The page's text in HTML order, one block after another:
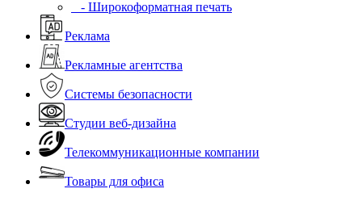
- Широкоформатная печать
Реклама
Рекламные агентства
Системы безопасности
Студии веб-дизайна
Телекоммуникационные компании
Товары для офиса